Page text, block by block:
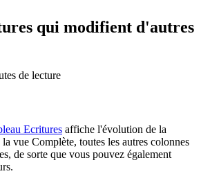
qui modifient d'autres
de lecture
Ecritures affiche l'évolution de la
vue Complète, toutes les autres colonnes
de sorte que vous pouvez également